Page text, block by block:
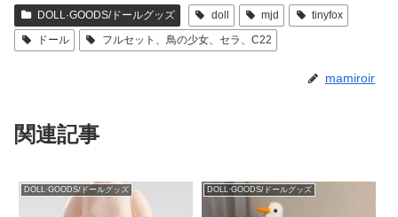
DOLL·GOODS/ドールグッズ doll mjd
tinyfox
ドール
フルセット、鳥の少女、セラ、C22
mamiroir
関連記事
DOLL·GOODS/ドールグッズ DOLL·GOODS/ドールグッズ